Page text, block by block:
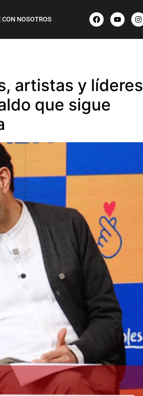
CON NOSOTROS
artistas y líderes
que sigue